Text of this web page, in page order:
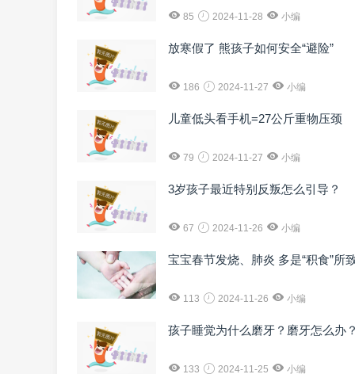
85 2024-11-28 小编
放寒假了 熊孩子如何安全“避险”
186 2024-11-27 小编
儿童低头看手机=27公斤重物压颈
79 2024-11-27 小编
3岁孩子最近特别反叛怎么引导？
67 2024-11-26 小编
宝宝春节发烧、肺炎 多是“积食”所
113 2024-11-26 小编
孩子睡觉为什么磨牙？磨牙怎么办
133 2024-11-25 小编